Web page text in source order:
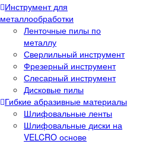
Инструмент для
металлообработки
Ленточные пилы по
металлу
Сверлильный инструмент
Фрезерный инструмент
Слесарный инструмент
Дисковые пилы
Гибкие абразивные материалы
Шлифовальные ленты
Шлифовальные диски на
VELCRO основе